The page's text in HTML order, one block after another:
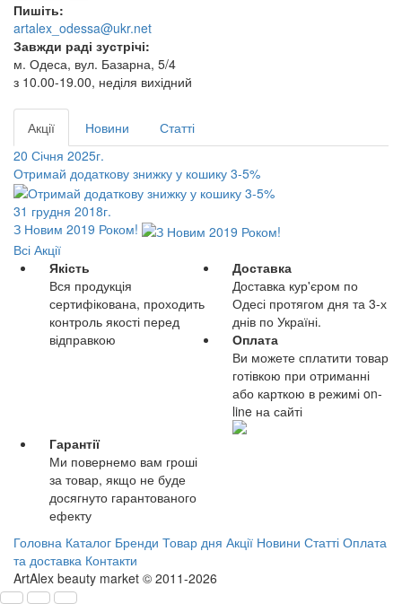
Пишіть:
artalex_odessa@ukr.net
Завжди раді зустрічі:
м. Одеса, вул. Базарна, 5/4
з 10.00-19.00, неділя вихідний
Акції Новини
Статті
20 Січня 2025г.
Отримай додаткову знижку у кошику 3-5%
31 грудня 2018г.
З Новим 2019 Роком!
Всі Акції
Якість
Вся продукція
сертифікована, проходить
контроль якості перед
відправкою
Доставка
Доставка кур'єром по
Одесі протягом дня та 3-х
днів по Україні.
Оплата
Ви можете сплатити товар
готівкою при отриманні
або карткою в режимі on-
line на сайті
Гарантії
Ми повернемо вам гроші
за товар, якщо не буде
досягнуто гарантованого
ефекту
Головна Каталог Бренди Товар дня Акції Новини Статті Оплата
та доставка Контакти
ArtAlex beauty market © 2011-2026